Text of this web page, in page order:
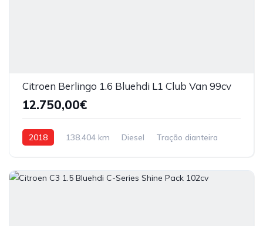
Citroen Berlingo 1.6 Bluehdi L1 Club Van 99cv
12.750,00€
2018 138.404 km Diesel Tração dianteira